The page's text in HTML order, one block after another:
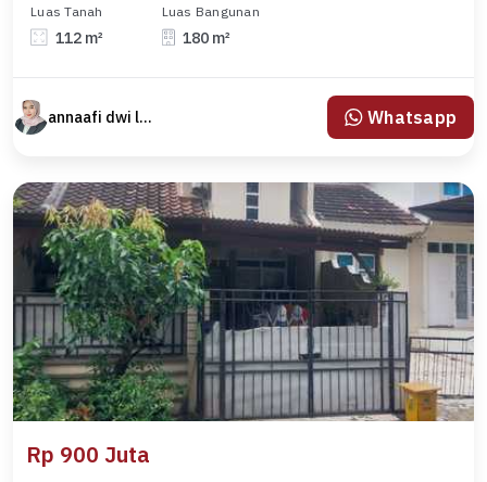
Luas Tanah
112 m²
Luas Bangunan
180 m²
annaafi dwi lestari Whatsapp
Rp 900 Juta